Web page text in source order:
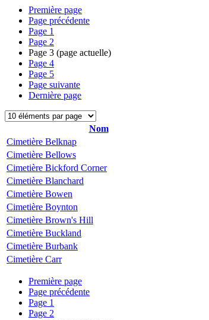
Première page
Page précédente
Page 1
Page 2
Page 3 (page actuelle)
Page 4
Page 5
Page suivante
Dernière page
Nom
Cimetière Belknap
Cimetière Bellows
Cimetière Bickford Corner
Cimetière Blanchard
Cimetière Bowen
Cimetière Boynton
Cimetière Brown's Hill
Cimetière Buckland
Cimetière Burbank
Cimetière Carr
Première page
Page précédente
Page 1
Page 2